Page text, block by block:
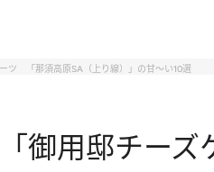
ツ 「那須高原SA（上り線）」の甘～い10選
御用邸チー